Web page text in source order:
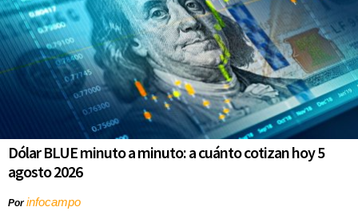
Dólar BLUE minuto a minuto: a cuánto cotizan hoy 5
agosto 2026
Porinfocampo